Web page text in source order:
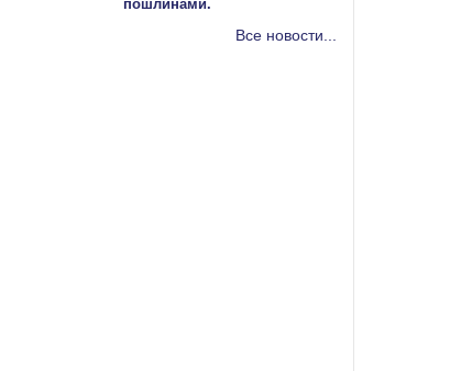
пошлинами.
Все новости...